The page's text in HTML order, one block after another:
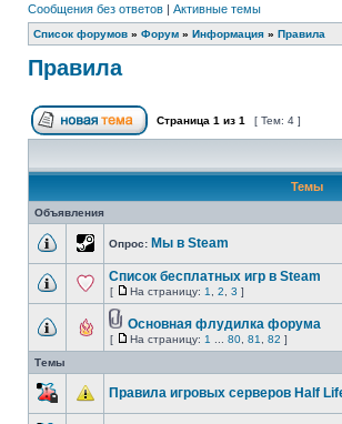
Сообщения без ответов | Активные темы
Список форумов » Форум » Информация » Правила
Правила
Страница 1 из 1 [ Тем: 4 ]
Темы
Объявления
Опрос: Мы в Steam
Список бесплатных игр в Steam
[ На страницу: 1 2 3 ]
Основная флудилка форума
[ На страницу: 1 80 81 82 ]
Темы
Правила игровых серверов Half